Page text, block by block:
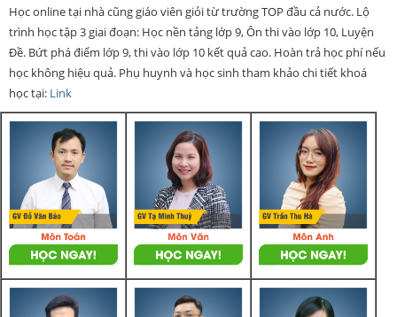
Học online tại nhà cũng giáo viên giỏi từ trường TOP đầu cả nước. Lộ
trình học tập 3 giai đoạn: Học nền tảng lớp 9, Ôn thi vào lớp 10, Luyện
Đề. Bứt phá điểm lớp 9, thi vào lớp 10 kết quả cao. Hoàn trả học phí nếu
học không hiệu quả. Phụ huynh và học sinh tham khảo chi tiết khoá
học tại: Link